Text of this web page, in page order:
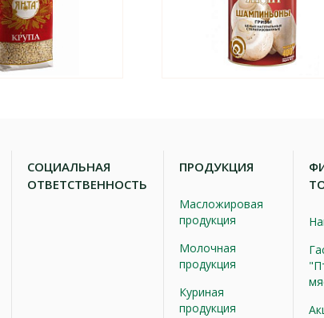
СОЦИАЛЬНАЯ
ОТВЕТСТВЕННОСТЬ
ПРОДУКЦИЯ
Масложировая
продукция
Молочная
продукция
Куриная
продукция